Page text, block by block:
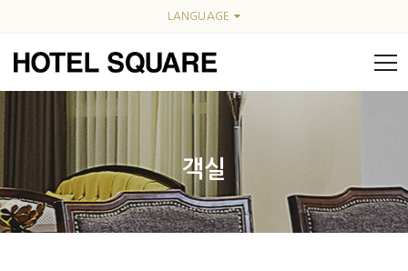
LANGUAGE
객실